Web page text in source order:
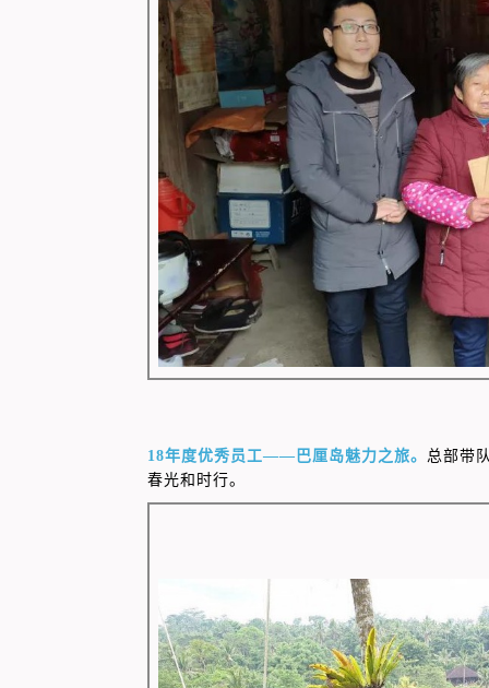
18年度优秀员工——巴厘岛魅力之旅。 总部带
春光和时行。